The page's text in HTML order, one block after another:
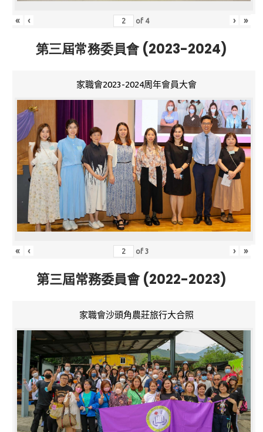
« ‹ of 4 › »
第三屆常務委員會 (2023-2024)
家職會2023-2024周年會員大會
« ‹ of3 › »
第三屆常務委員會 (2022-2023)
家職會沙頭角農莊旅行大合照